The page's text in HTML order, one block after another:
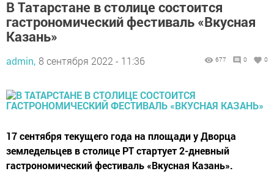
В Татарстане в столице состоится
гастрономический фестиваль «Вкусная
Казань»
admin, 8 сентября 2022 - 11:36 677 0 0
17 сентября текущего года на площади у Дворца
земледельцев в столице РТ стартует 2-дневный
гастрономический фестиваль «Вкусная Казань».